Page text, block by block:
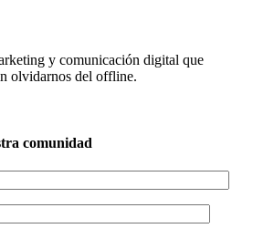
y comunicación digital que
olvidarnos del offline.
comunidad